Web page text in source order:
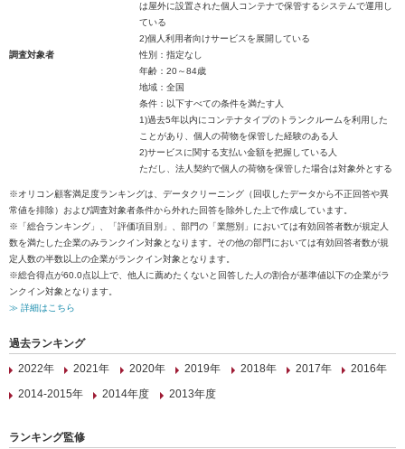
は屋外に設置された個人コンテナで保管するシステムで運用し
ている
2)個人利用者向けサービスを展開している
調査対象者
性別：指定なし
年齢：20～84歳
地域：全国
条件：以下すべての条件を満たす人
1)過去5年以内にコンテナタイプのトランクルームを利用した
ことがあり、個人の荷物を保管した経験のある人
2)サービスに関する支払い金額を把握している人
ただし、法人契約で個人の荷物を保管した場合は対象外とする
※オリコン顧客満足度ランキングは、データクリーニング（回収したデータから不正回答や異
常値を排除）および調査対象者条件から外れた回答を除外した上で作成しています。
※「総合ランキング」、「評価項目別」、部門の「業態別」においては有効回答者数が規定人
数を満たした企業のみランクイン対象となります。その他の部門においては有効回答者数が規
定人数の半数以上の企業がランクイン対象となります。
※総合得点が60.0点以上で、他人に薦めたくないと回答した人の割合が基準値以下の企業がラ
ンクイン対象となります。
≫ 詳細はこちら
過去ランキング
2022年
2021年 2020年 2019年 2018年 2017年
2016年
2014-2015年
2014年度 2013年度
ランキング監修